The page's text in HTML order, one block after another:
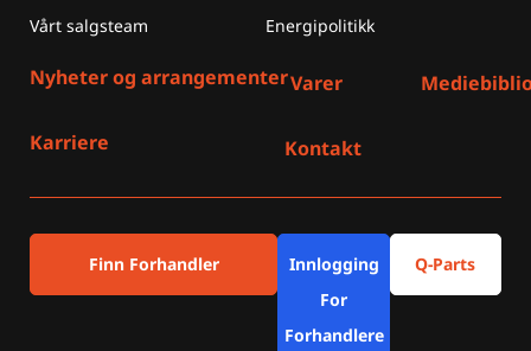
Vårt salgsteam Energipolitikk
Nyheter og arrangementerVarer
Karriere Kontakt
Finn Forhandler
Innlogging
For
Forhandlere
Q-Parts